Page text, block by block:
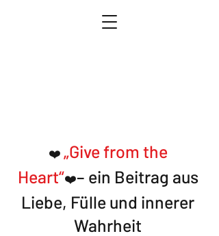
❤️ „Give from the
Heart“❤️– ein Beitrag aus
Liebe, Fülle und innerer
Wahrheit